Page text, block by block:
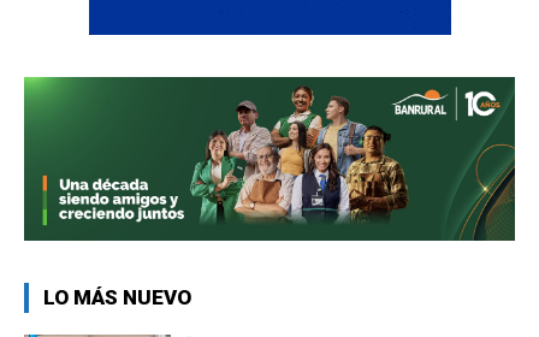
LO MÁS NUEVO